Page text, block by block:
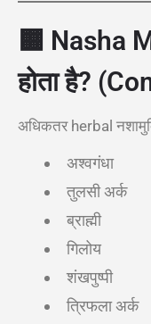
🟧 Nasha
होता है?
अधिकतर herbal
अश्वगंधा
तुलसी अर्क
ब्राह्मी
गिलोय
शंखपुष्पी
त्रिफला अर्क